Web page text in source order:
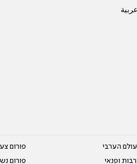
عربية
הערבי
ופנאי
פורום
פורום